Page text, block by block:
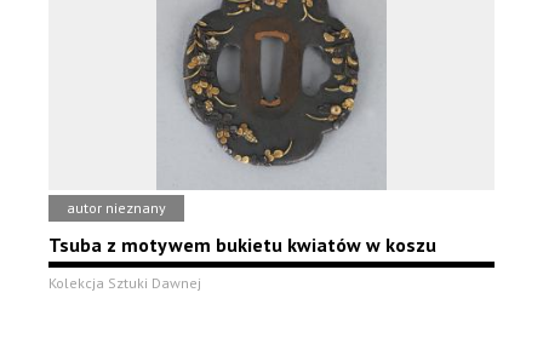
autor nieznany
Tsuba z motywem bukietu kwiatów w koszu
Kolekcja Sztuki Dawnej